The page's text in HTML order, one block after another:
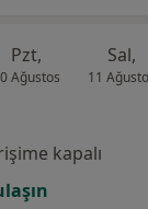
Pzt,
Ağustos
Sal,
11
kapalı